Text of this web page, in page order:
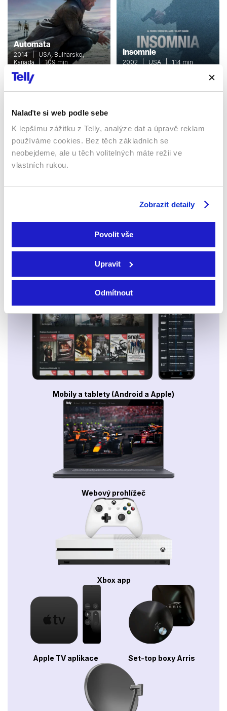
Nalaďte si web podle sebe
K lepšímu zážitku z Telly, analýze dat a úpravě reklam
používáme cookies. Bez těch základních se
neobejdeme, ale u těch volitelných máte režii ve
vlastních rukou.
Zobrazit detaily
Povolit vše
Upravit
Odmítnout
Automata
2014 | USA, Bulharsko,
Kanada | 109 min
Filmy / Thrillery / Sci-fi /
Drama
Insomnie
2002 | USA | 114 min
Sledujte kdekoliv až na 6 zařízeních
Sledovat internetovou televizi jde odkudkoliv
po celé EU, a to až na 6 zařízeních.
Smart TV - Android, Google, Samsung, LG, VIDAA
Mobily a tablety (Android a Apple)
Webový prohlížeč
Xbox app
Apple TV aplikace Set-top boxy Arris